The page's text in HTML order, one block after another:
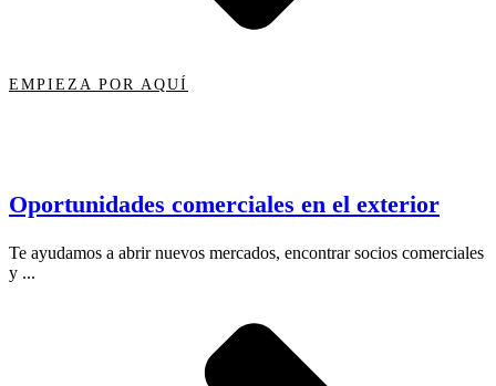
EMPIEZA POR AQUÍ
Oportunidades comerciales en el exterior
Te ayudamos a abrir nuevos mercados, encontrar socios comerciales
y ...